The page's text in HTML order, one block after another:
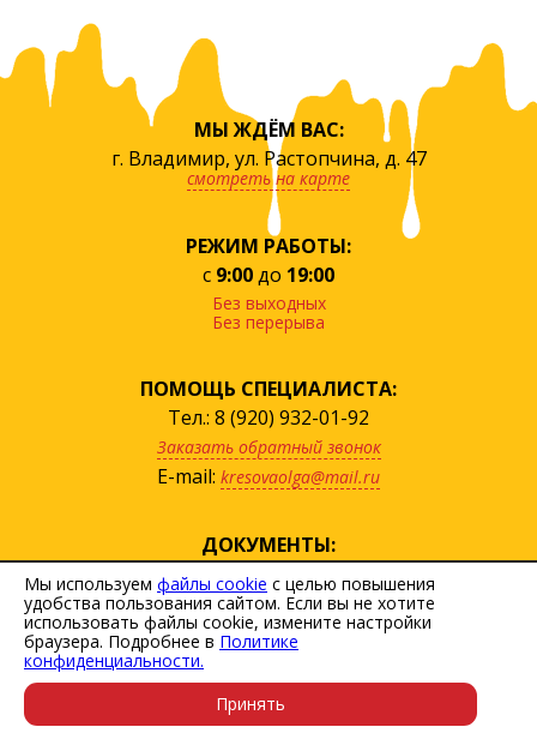
МЫ ЖДЁМ ВАС:
г. Владимир, ул. Растопчина, д. 47
смотреть на карте
РЕЖИМ РАБОТЫ:
с 9:00до 19:00
Без выходных
Без перерыва
ПОМОЩЬ СПЕЦИАЛИСТА:
Тел.: 8 (920) 932-01-92
Заказать обратный звонок
E-mail: kresovaolga@mail.ru
ДОКУМЕНТЫ:
посмотреть прайс
скачать договор
Политика персональных данных
Пользовательское соглашение
Карта сайта
Мы используем файлы cookie с целью повышения
удобства пользования сайтом. Если вы не хотите
использовать файлы cookie, измените настройки
браузера. Подробнее в Политике
конфиденциальности.
Принять